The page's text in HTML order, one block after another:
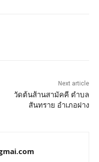
Next article
วัดต้นส้านสามัคคี ตำบล
สันทราย อำเภอฝาง